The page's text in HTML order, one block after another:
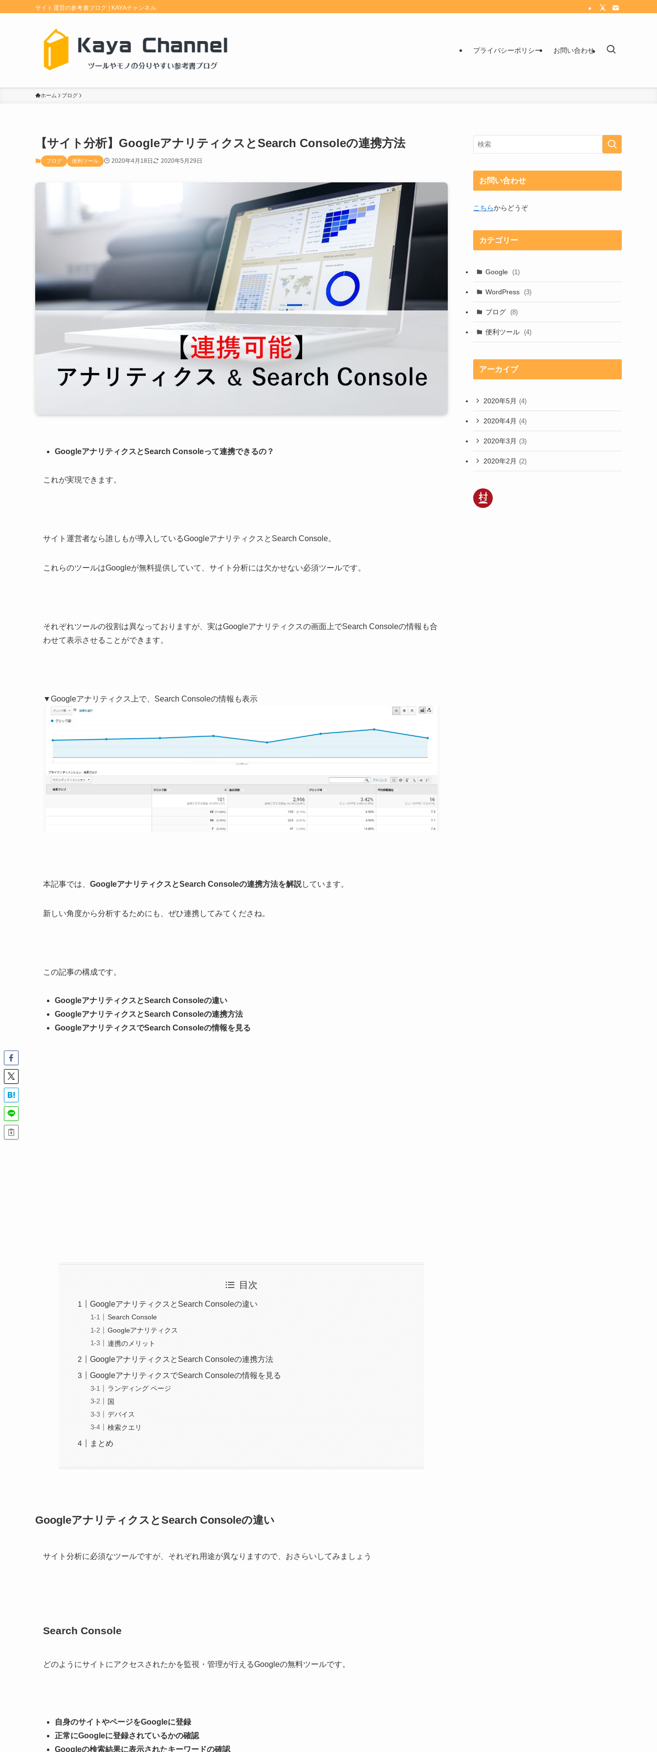
サイト運営の参考書ブログ | KAYAチャンネル
プライバシーポリシー お問い合わせ
ホーム ブログ
【サイト分析】GoogleアナリティクスとSearch Consoleの連携方法
ブログ 便利ツール 2020年4月18日 2020年5月29日
GoogleアナリティクスとSearch Consoleって連携できるの？
これが実現できます。
サイト運営者なら誰しもが導入しているGoogleアナリティクスとSearch Console。
これらのツールはGoogleが無料提供していて、サイト分析には欠かせない必須ツールです。
それぞれツールの役割は異なっておりますが、実はGoogleアナリティクスの画面上でSearch Consoleの情報も合
わせて表示させることができます。
▼Googleアナリティクス上で、Search Consoleの情報も表示
本記事では、 GoogleアナリティクスとSearch Consoleの連携方法を解説しています。
新しい角度から分析するためにも、ぜひ連携してみてくださね。
この記事の構成です。
GoogleアナリティクスとSearch Consoleの違い
GoogleアナリティクスとSearch Consoleの連携方法
GoogleアナリティクスでSearch Consoleの情報を見る
目次
GoogleアナリティクスとSearch Consoleの違い
Search Console
Googleアナリティクス
連携のメリット
GoogleアナリティクスとSearch Consoleの連携方法
GoogleアナリティクスでSearch Consoleの情報を見る
ランディング ページ
国
デバイス
検索クエリ
まとめ
GoogleアナリティクスとSearch Consoleの違い
サイト分析に必須なツールですが、それぞれ用途が異なりますので、おさらいしてみましょう
Search Console
どのようにサイトにアクセスされたかを監視・管理が行えるGoogleの無料ツールです。
自身のサイトやページをGoogleに登録
正常にGoogleに登録されているかの確認
Googleの検索結果に表示されたキーワードの確認
お問い合わせ
こちらからどうぞ
カテゴリー
Google (1)
WordPress (3)
ブログ (8)
便利ツール (4)
アーカイブ
2020年5月 (4)
2020年4月 (4)
2020年3月 (3)
2020年2月 (2)